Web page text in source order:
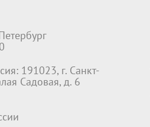
191023, г. Санкт-
Садовая, д. 6